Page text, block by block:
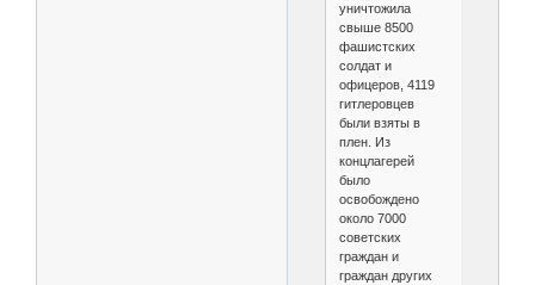
уничтожила
свыше 8500
фашистских
солдат и
офицеров, 4119
гитлеровцев
были взяты в
плен. Из
концлагерей
было
освобождено
около 7000
советских
граждан и
граждан других